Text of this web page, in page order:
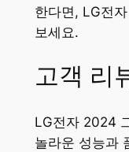
한다면, LG전
보세요.
고객 리
LG전자 2024
놀라운 성능과